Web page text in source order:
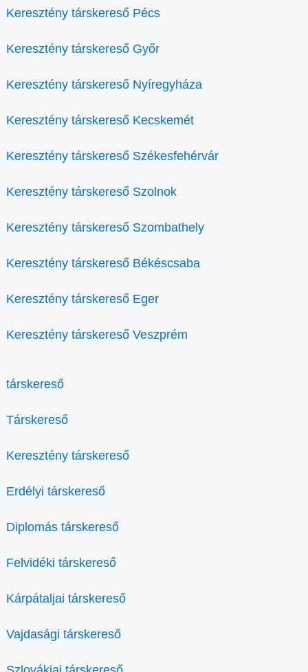
Keresztény társkereső Pécs
Keresztény társkereső Győr
Keresztény társkereső Nyíregyháza
Keresztény társkereső Kecskemét
Keresztény társkereső Székesfehérvár
Keresztény társkereső Szolnok
Keresztény társkereső Szombathely
Keresztény társkereső Békéscsaba
Keresztény társkereső Eger
Keresztény társkereső Veszprém
társkereső
Társkereső
Keresztény társkereső
Erdélyi társkereső
Diplomás társkereső
Felvidéki társkereső
Kárpátaljai társkereső
Vajdasági társkereső